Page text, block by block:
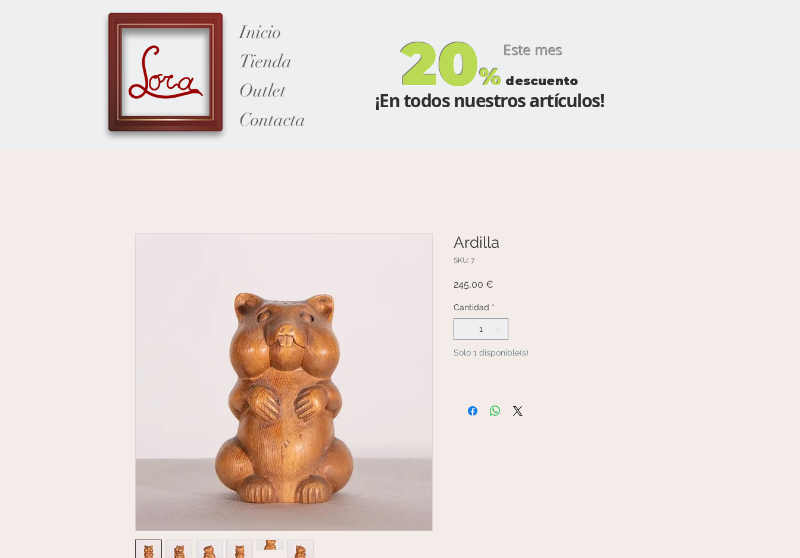
Inicio
Tienda
Outlet
Contacta
Este mes
20% descuento
¡En todos nuestros artículos!
Ardilla
SKU: 7
245,00 €
Cantidad *
Solo 1 disponible(s)